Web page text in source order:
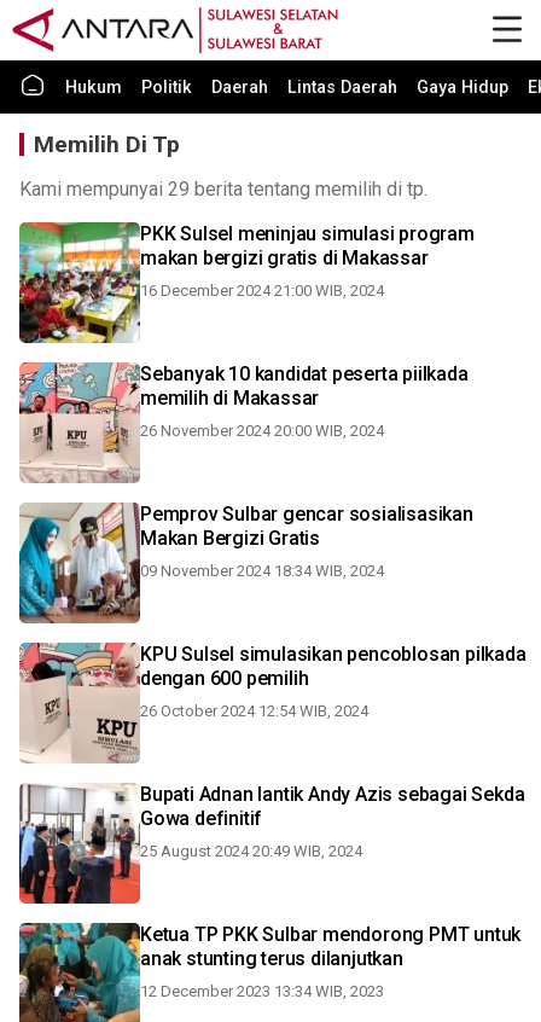
Hukum Politik Daerah Lintas Daerah Gaya Hidup
Memilih Di Tp
Kami mempunyai 29 berita tentang memilih di tp.
PKK Sulsel meninjau simulasi program
makan bergizi gratis di Makassar
16 December 2024 21:00 WIB, 2024
Sebanyak 10 kandidat peserta piilkada
memilih di Makassar
26 November 2024 20:00 WIB, 2024
Pemprov Sulbar gencar sosialisasikan
Makan Bergizi Gratis
09 November 2024 18:34 WIB, 2024
KPU Sulsel simulasikan pencoblosan pilkada
dengan 600 pemilih
26 October 2024 12:54 WIB, 2024
Bupati Adnan lantik Andy Azis sebagai Sekda
Gowa definitif
25 August 2024 20:49 WIB, 2024
Ketua TP PKK Sulbar mendorong PMT untuk
anak stunting terus dilanjutkan
12 December 2023 13:34 WIB, 2023